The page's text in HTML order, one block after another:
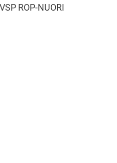
ROP-NUORI